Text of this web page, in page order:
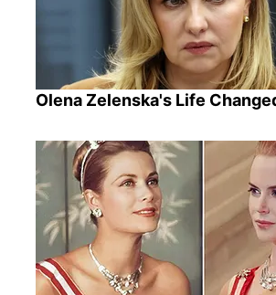
Olena Zelenska's Life